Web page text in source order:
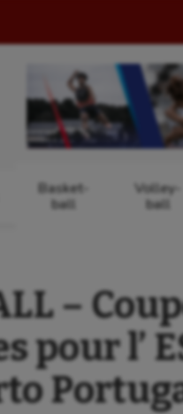
Basket-
ball
Volley-
ball
–
pour l’